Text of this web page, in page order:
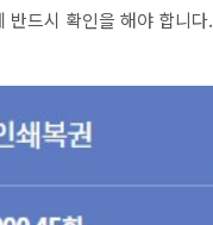
반드시 확인을 해야 합니다.